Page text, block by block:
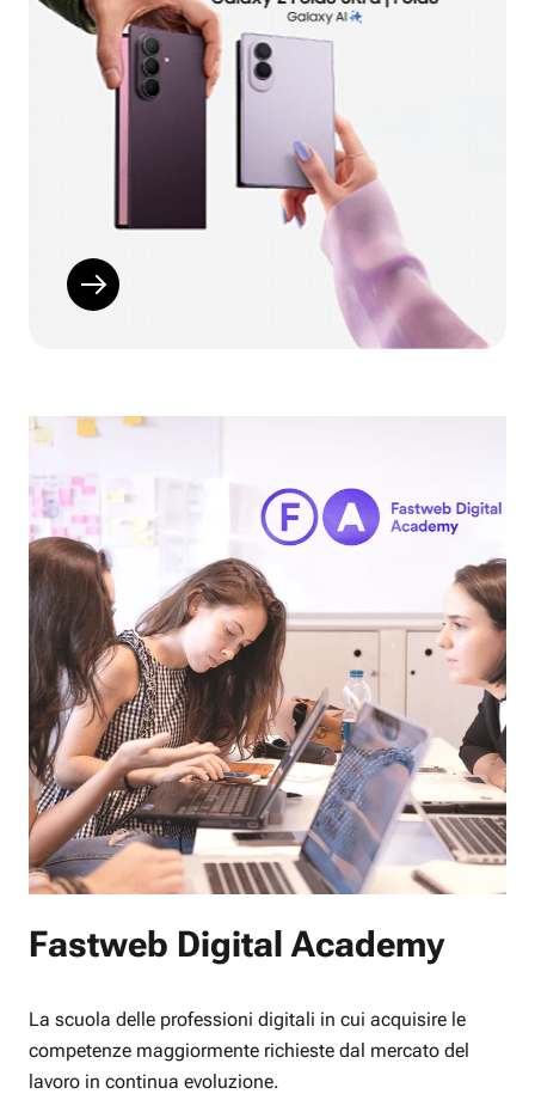
Fastweb Digital Academy
La scuola delle professioni digitali in cui acquisire le
competenze maggiormente richieste dal mercato del
lavoro in continua evoluzione.